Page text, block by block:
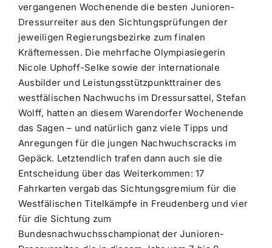
vergangenen Wochenende die besten Junioren-
Dressurreiter aus den Sichtungsprüfungen der
jeweiligen Regierungsbezirke zum finalen
Kräftemessen. Die mehrfache Olympiasiegerin
Nicole Uphoff-Selke sowie der internationale
Ausbilder und Leistungsstützpunkttrainer des
westfälischen Nachwuchs im Dressursattel, Stefan
Wolff, hatten an diesem Warendorfer Wochenende
das Sagen – und natürlich ganz viele Tipps und
Anregungen für die jungen Nachwuchscracks im
Gepäck. Letztendlich trafen dann auch sie die
Entscheidung über das Weiterkommen: 17
Fahrkarten vergab das Sichtungsgremium für die
Westfälischen Titelkämpfe in Freudenberg und vier
für die Sichtung zum
Bundesnachwuchsschampionat der Junioren-